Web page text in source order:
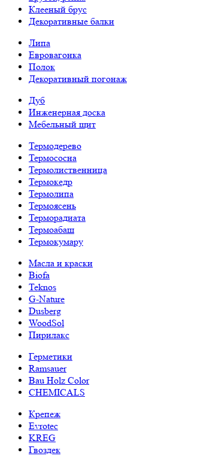
Клееный брус
Декоративные балки
Липа
Евровагонка
Полок
Декоративный погонаж
Дуб
Инженерная доска
Мебельный щит
Термодерево
Термососна
Термолиственница
Термокедр
Термолипа
Термоясень
Терморадиата
Термоабаш
Термокумару
Масла и краски
Biofa
Teknos
G-Nature
Dusberg
WoodSol
Пирилакс
Герметики
Ramsauer
Bau Holz Color
CHEMICALS
Крепеж
Evrotec
KREG
Гвоздек